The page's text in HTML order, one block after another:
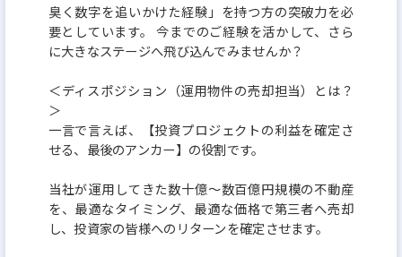
臭く数字を追いかけた経験」を持つ方の突破力を必
要としています。 今までのご経験を活かして、さら
に大きなステージへ飛び込んでみませんか？
＜ディスポジション（運用物件の売却担当）とは？
＞
一言で言えば、【投資プロジェクトの利益を確定さ
せる、最後のアンカー】の役割です。
当社が運用してきた数十億～数百億円規模の不動産
を、最適なタイミング、最適な価格で第三者へ売却
し、投資家の皆様へのリターンを確定させます。